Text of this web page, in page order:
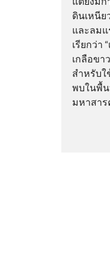
ดินเหนีย
และลมแ
เรียกว่า
เกลือขา
สำหรับใ
พบในพื้
มหาสาร